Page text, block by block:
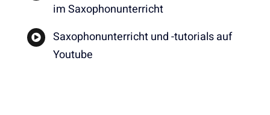
im Saxophonunterricht
Saxophonunterricht und -tutorials auf
Youtube